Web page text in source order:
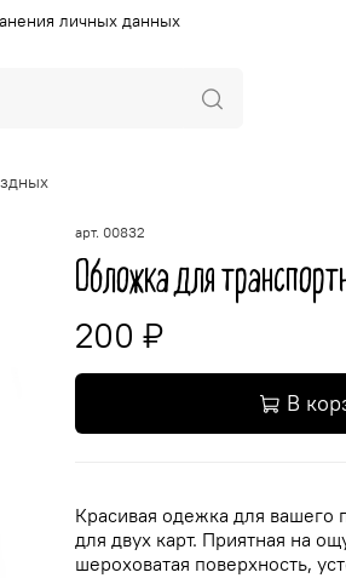
личных данных
арт. 00832
Обложка для
200 ₽
В
Красивая одежка для вашего
для двух карт. Приятная на
шероховатая поверхность,